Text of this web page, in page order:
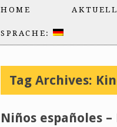
HOME AKTUELL
SPRACHE:
Tag Archives:
Niños españoles